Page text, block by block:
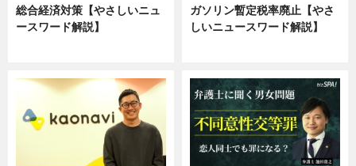
総合経済対策【やさしいニュ
ースワード解説】
ガソリン暫定税率廃止【やさ
しいニュースワード解説】